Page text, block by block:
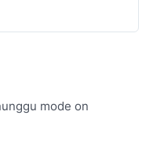
mode on